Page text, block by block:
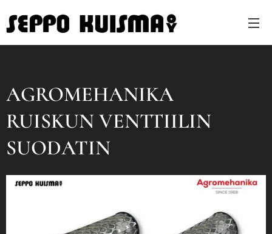
AGROMEHANIKA
RUISKUN VENTTIILIN
SUODATIN